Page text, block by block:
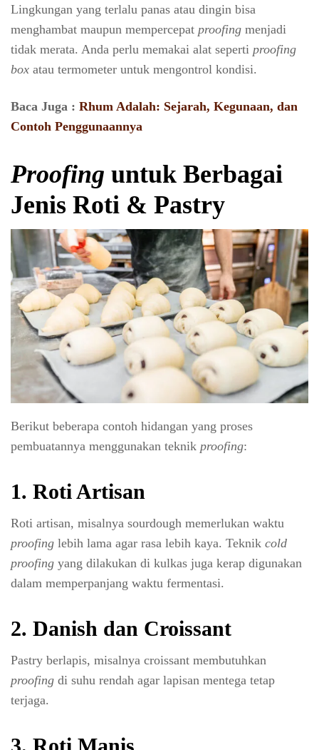
Lingkungan yang terlalu panas atau dingin bisa
menghambat maupun mempercepat proofing menjadi
tidak merata. Anda perlu memakai alat seperti proofing
box atau termometer untuk mengontrol kondisi.
Baca Juga : Rhum Adalah: Sejarah, Kegunaan, dan
Contoh Penggunaannya
Proofing untuk Berbagai
Jenis Roti & Pastry
Berikut beberapa contoh hidangan yang proses
pembuatannya menggunakan teknik proofing:
1. Roti Artisan
Roti artisan, misalnya sourdough memerlukan waktu
proofing lebih lama agar rasa lebih kaya. Teknik cold
proofing yang dilakukan di kulkas juga kerap digunakan
dalam memperpanjang waktu fermentasi.
2. Danish dan Croissant
Pastry berlapis, misalnya croissant membutuhkan
proofing di suhu rendah agar lapisan mentega tetap
terjaga.